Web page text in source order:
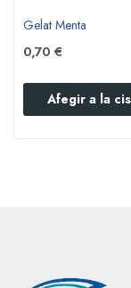
Gelat Menta
0,70 €
Afegir a la